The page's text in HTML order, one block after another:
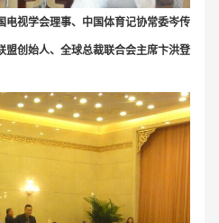
电视学会理事、中国体育记协常委岑传
盟创始人、全球总裁联合会主席卞洪登